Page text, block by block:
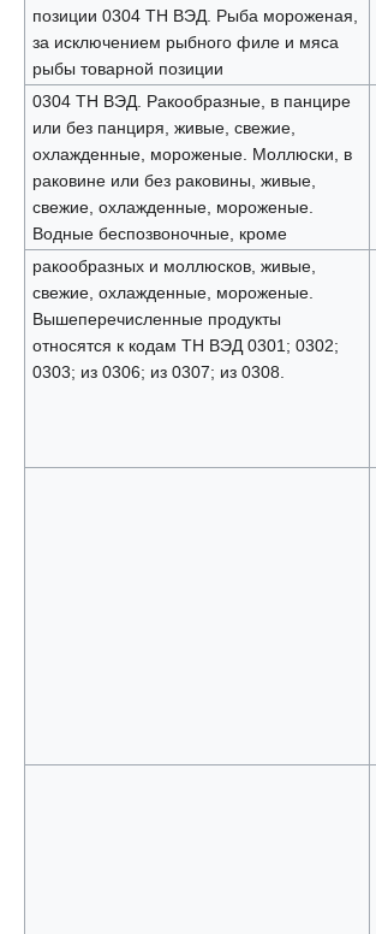
позиции 0304 ТН ВЭД. Рыба мороженая,
за исключением рыбного филе и мяса
рыбы товарной позиции
0304 ТН ВЭД. Ракообразные, в панцире
или без панциря, живые, свежие,
охлажденные, мороженые. Моллюски, в
раковине или без раковины, живые,
свежие, охлажденные, мороженые.
Водные беспозвоночные, кроме
ракообразных и моллюсков, живые,
свежие, охлажденные, мороженые.
Вышеперечисленные продукты
относятся к кодам ТН ВЭД 0301; 0302;
0303; из 0306; из 0307; из 0308.